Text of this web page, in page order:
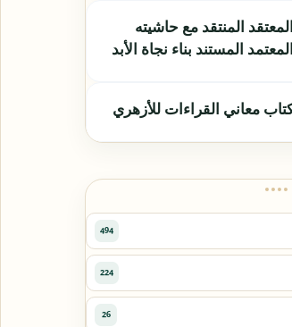
المعتقد المنتقد مع حاشيته
المعتمد المستند بناء نجاة الأبد
معاني القراءات للأزهري